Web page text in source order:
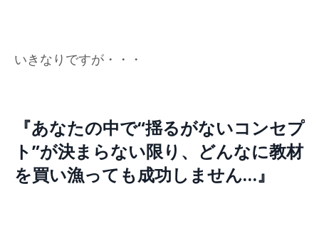
いきなりですが・・・
『あなたの中で“揺るがないコンセプ
ト”が決まらない限り、どんなに教材
を買い漁っても成功しません…』